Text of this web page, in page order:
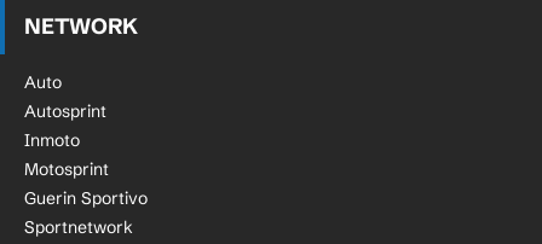
NETWORK
Auto
Autosprint
Inmoto
Motosprint
Guerin Sportivo
Sportnetwork